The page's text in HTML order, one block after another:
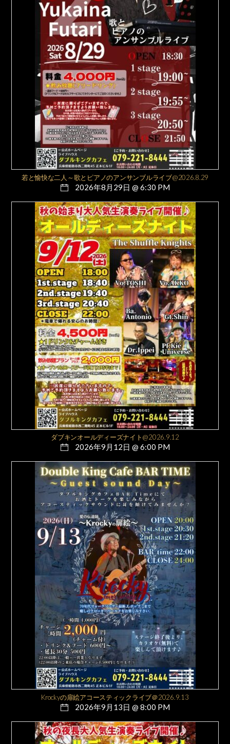
若と愉快な二人～歌とピアノのアンサンブルライブ@2026.8.29
2026年8月29日 @ 6:30 PM
ダブキンオールディーズナイト@2026.9.12
2026年9月12日 @ 6:00 PM
Krockyの扉絵アコースティックライブ＠2026.9.13
2026年9月13日 @ 8:00 PM